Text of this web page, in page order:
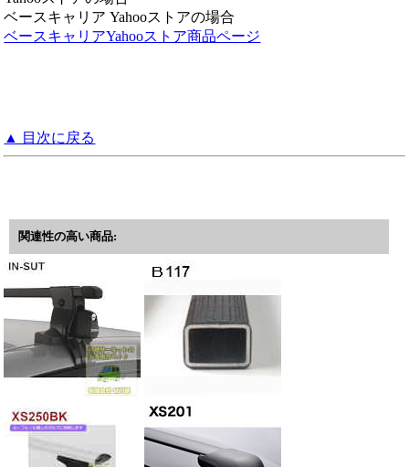
ベースキャリア Yahooストアの場合
ベースキャリアYahooストア商品ページ
▲ 目次に戻る
関連性の高い商品: